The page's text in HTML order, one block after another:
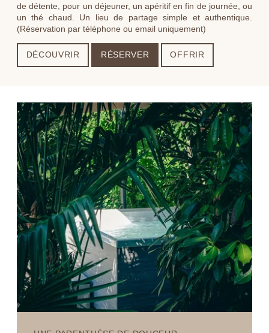
de détente, pour un déjeuner, un apéritif en fin de journée, ou
un thé chaud. Un lieu de partage simple et authentique.
(Réservation par téléphone ou email uniquement)
DÉCOUVRIR RÉSERVER OFFRIR